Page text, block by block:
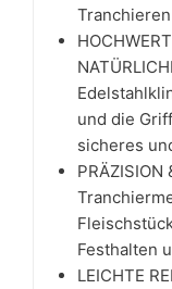
und die
sicheres
PRÄZISION
Festhalten
LEICHTE